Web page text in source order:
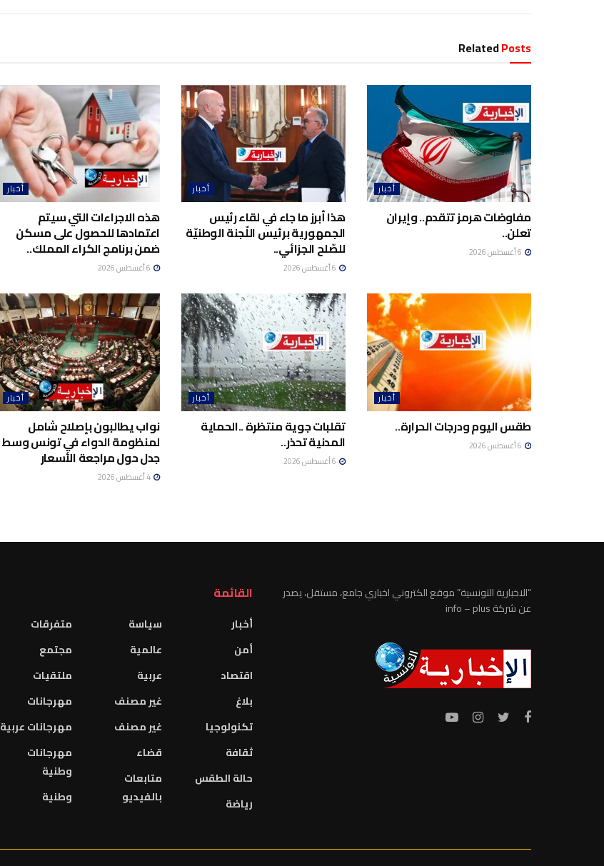
RelatedPosts
أخبار
مفاوضات هرمز تتقدم.. وإيران
تعلن..
أخبار
هذا أبرز ما جاء في لقاء رئيس
الجمهورية برئيس اللّجنة الوطنيّة
للصّلح الجزائي..
أخبار
هذه الاجراءات التي سيتم
اعتمادها للحصول على مسكن
ضمن برنامج الكراء المملك..
أخبار
طقس اليوم ودرجات الحرارة..
أخبار
تقلبات جوية منتظرة ..الحماية
المدنية تحذر..
أخبار
نواب يطالبون بإصلاح شامل
لمنظومة الدواء في تونس وسط
جدل حول مراجعة الأسعار
“الاخبارية التونسية” موقع الكتروني اخباري جامع، مستقل، يصدر
عن شركة info – plus
القائمة
أخبار
أمن
اقتصاد
بلاغ
تكنولوجيا
ثقافة
حالة الطقس
رياضة
سياسة
عالمية
عربية
غير مصنف
غير مصنف
قضاء
متابعات
بالفيديو
متفرقات
مجتمع
ملتقيات
مهرجانات
مهرجانات عربية
مهرجانات
وطنية
وطنية